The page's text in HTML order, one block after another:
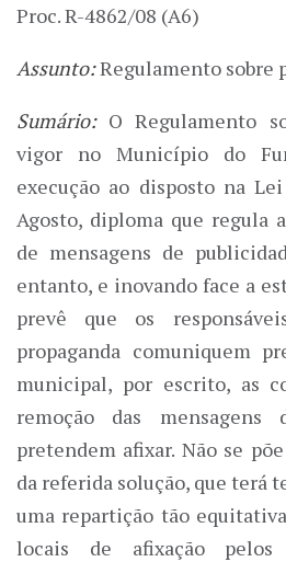
Proc. R-4862/08 (A6)
Assunto:Regulamento sobre
Sumário:O Regulamento
vigor no Município do
execução ao disposto na
Agosto, diploma que regula
de mensagens de
entanto, e inovando face a
prevê que os
propaganda comuniquem
municipal, por escrito, as
remoção das mensagens
pretendem afixar. Não se
da referida solução, que terá
uma repartição tão
locais de afixação